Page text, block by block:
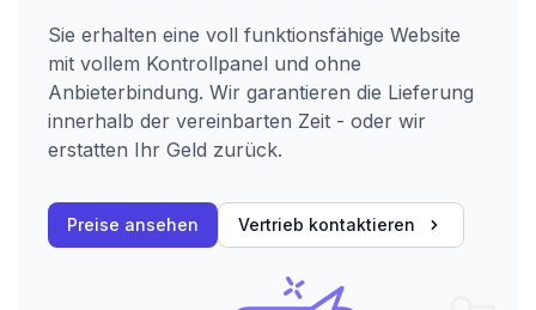
Sie erhalten eine voll funktionsfähige Website
mit vollem Kontrollpanel und ohne
Anbieterbindung. Wir garantieren die Lieferung
innerhalb der vereinbarten Zeit - oder wir
erstatten Ihr Geld zurück.
Preise ansehen Vertrieb kontaktieren